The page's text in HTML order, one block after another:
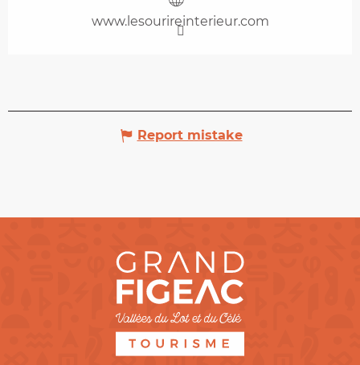
www.lesourireinterieur.com
Report mistake